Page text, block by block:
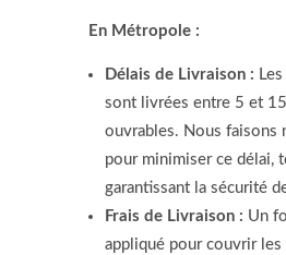
En Métropole :
Délais de Livraison :
sont livrées entre 5 et
ouvrables. Nous faisons
pour minimiser ce délai,
garantissant la sécurité
Frais de Livraison : Un
appliqué pour couvrir les